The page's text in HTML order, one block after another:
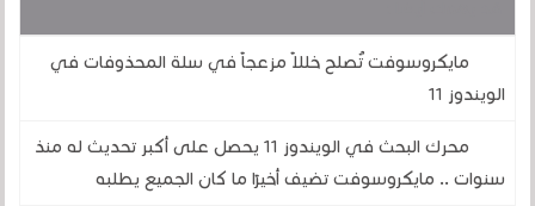
مايكروسوفت تُصلح خللاً مزعجاً في سلة المحذوفات في
الويندوز 11
محرك البحث في الويندوز 11 يحصل على أكبر تحديث له منذ
سنوات .. مايكروسوفت تضيف أخيرًا ما كان الجميع يطلبه